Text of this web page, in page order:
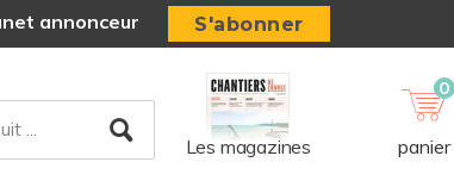
annonceur S'abonner
Les magazines
0
panier